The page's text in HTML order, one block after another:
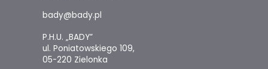
bady@bady.pl
P.H.U. „BADY”
ul. Poniatowskiego 109,
05-220 Zielonka